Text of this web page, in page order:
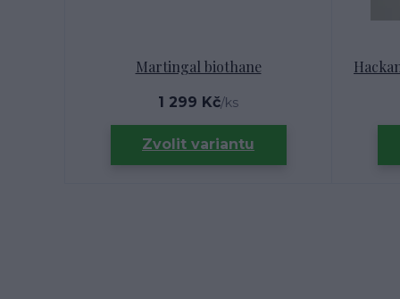
Martingal biothane
1 299 Kč/ks
Zvolit variantu